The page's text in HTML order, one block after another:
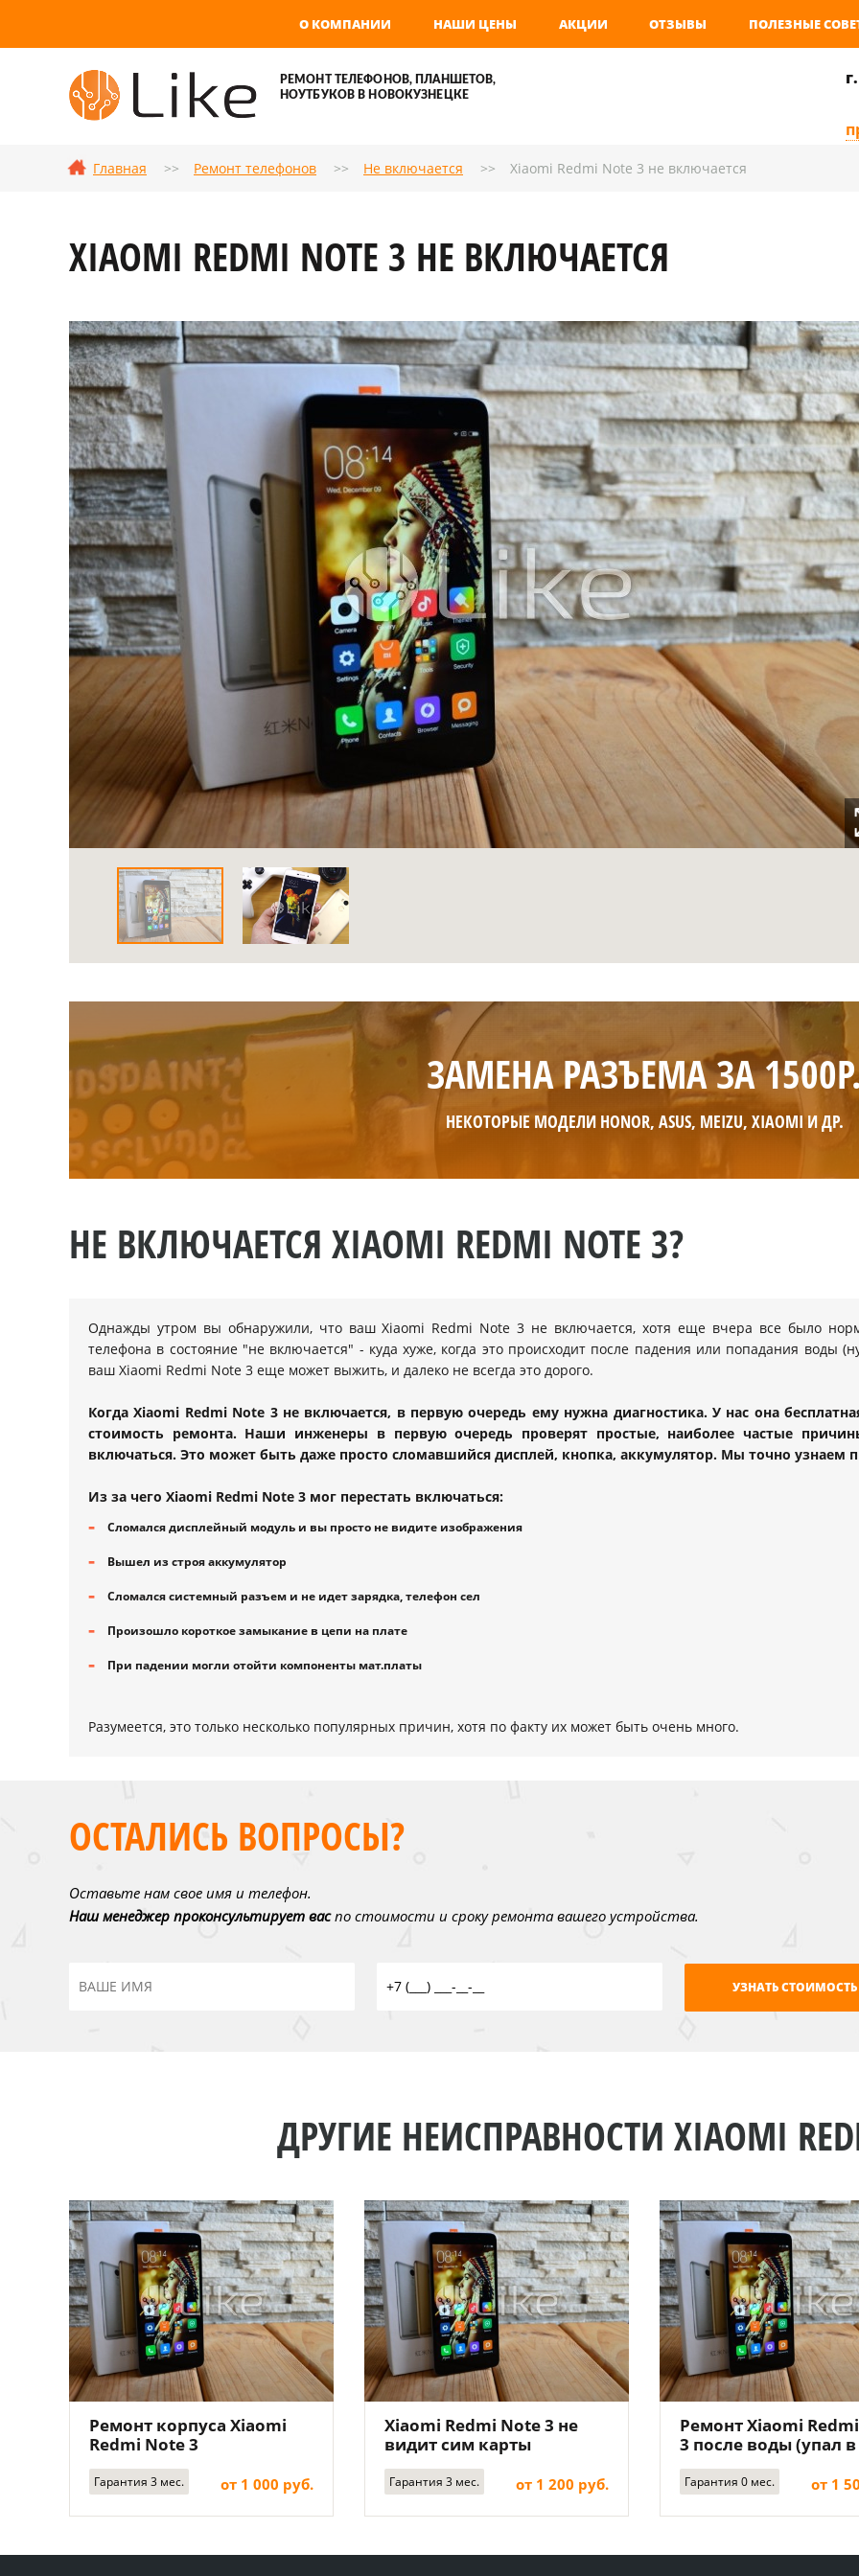
О КОМПАНИИ НАШИ ЦЕНЫ АКЦИИ ОТЗЫВЫ ПОЛЕЗНЫЕ
РЕМОНТ ТЕЛЕФОНОВ, ПЛАНШЕТОВ,
НОУТБУКОВ В НОВОКУЗНЕЦКЕ
Главная Ремонт телефонов Не включается Xiaomi Redmi Note 3 не включается
XIAOMI REDMI NOTE 3 НЕ ВКЛЮЧАЕТСЯ
ЗАМЕНА РАЗЪЕМА ЗА
НЕКОТОРЫЕ МОДЕЛИ HONOR, ASUS, MEIZU, XIAOMI И ДР.
НЕ ВКЛЮЧАЕТСЯ XIAOMI REDMI NOTE 3?
Однажды утром вы обнаружили, что ваш Xiaomi Redmi Note 3 не включается, хотя еще вчера все было
телефона в состояние "не включается" - куда хуже, когда это происходит после падения или попадания воды
ваш Xiaomi Redmi Note 3 еще может выжить, и далеко не всегда это дорого.
Когда Xiaomi Redmi Note 3 не включается, в первую очередь ему нужна диагностика. У нас она
стоимость ремонта. Наши инженеры в первую очередь проверят простые, наиболее частые
включаться. Это может быть даже просто сломавшийся дисплей, кнопка, аккумулятор. Мы точно
Из за чего Xiaomi Redmi Note 3 мог перестать включаться:
Сломался дисплейный модуль и вы просто не видите изображения
Вышел из строя аккумулятор
Сломался системный разъем и не идет зарядка, телефон сел
Произошло короткое замыкание в цепи на плате
При падении могли отойти компоненты мат.платы
Разумеется, это только несколько популярных причин, хотя по факту их может быть очень много.
ОСТАЛИСЬ ВОПРОСЫ?
Оставьте нам свое имя и телефон.
Наш менеджер проконсультирует васпо стоимости и сроку ремонта вашего устройства.
ДРУГИЕ НЕИСПРАВНОСТИ XIAOMI
Ремонт корпуса Xiaomi
Redmi Note 3
Гарантия 3 мес. от 1 000 руб.
Xiaomi Redmi Note 3 не
видит сим карты
Гарантия 3 мес. от 1 200 руб.
Ремонт Xiaomi
3 после воды (упал в
воду)
Гарантия 0 мес. от 1